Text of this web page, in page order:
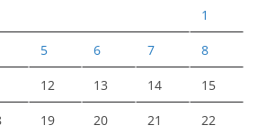
1
5 6 7 8
12 13 14 15
19 20 21 22